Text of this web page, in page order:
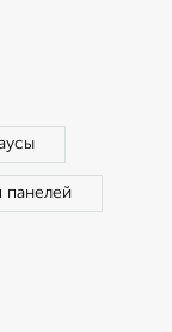
панелей